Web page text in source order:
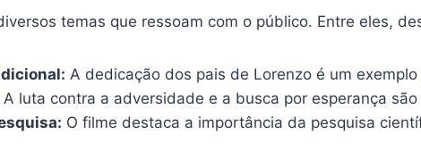
temas que ressoam com o público. Entre eles,
A dedicação dos pais de Lorenzo é um
A luta contra a adversidade e a busca por esperança
O filme destaca a importância da pesquisa